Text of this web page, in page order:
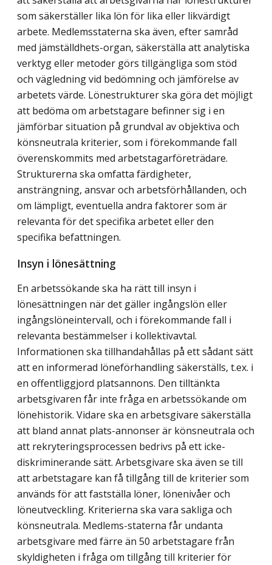
som säkerställer lika lön för lika eller likvärdigt
arbete. Medlemsstaterna ska även, efter samråd
med jämställdhets-organ, säkerställa att analytiska
verktyg eller metoder görs tillgängliga som stöd
och vägledning vid bedömning och jämförelse av
arbetets värde. Lönestrukturer ska göra det möjligt
att bedöma om arbetstagare befinner sig i en
jämförbar situation på grundval av objektiva och
könsneutrala kriterier, som i förekommande fall
överenskommits med arbetstagarföreträdare.
Strukturerna ska omfatta färdigheter,
ansträngning, ansvar och arbetsförhållanden, och
om lämpligt, eventuella andra faktorer som är
relevanta för det specifika arbetet eller den
specifika befattningen.
Insyn i lönesättning
En arbetssökande ska ha rätt till insyn i
lönesättningen när det gäller ingångslön eller
ingångslöneintervall, och i förekommande fall i
relevanta bestämmelser i kollektivavtal.
Informationen ska tillhandahållas på ett sådant sätt
att en informerad löneförhandling säkerställs, t.ex. i
en offentliggjord platsannons. Den tilltänkta
arbetsgivaren får inte fråga en arbetssökande om
lönehistorik. Vidare ska en arbetsgivare säkerställa
att bland annat plats-annonser är könsneutrala och
att rekryteringsprocessen bedrivs på ett icke-
diskriminerande sätt. Arbetsgivare ska även se till
att arbetstagare kan få tillgång till de kriterier som
används för att fastställa löner, lönenivåer och
löneutveckling. Kriterierna ska vara sakliga och
könsneutrala. Medlems-staterna får undanta
arbetsgivare med färre än 50 arbetstagare från
skyldigheten i fråga om tillgång till kriterier för